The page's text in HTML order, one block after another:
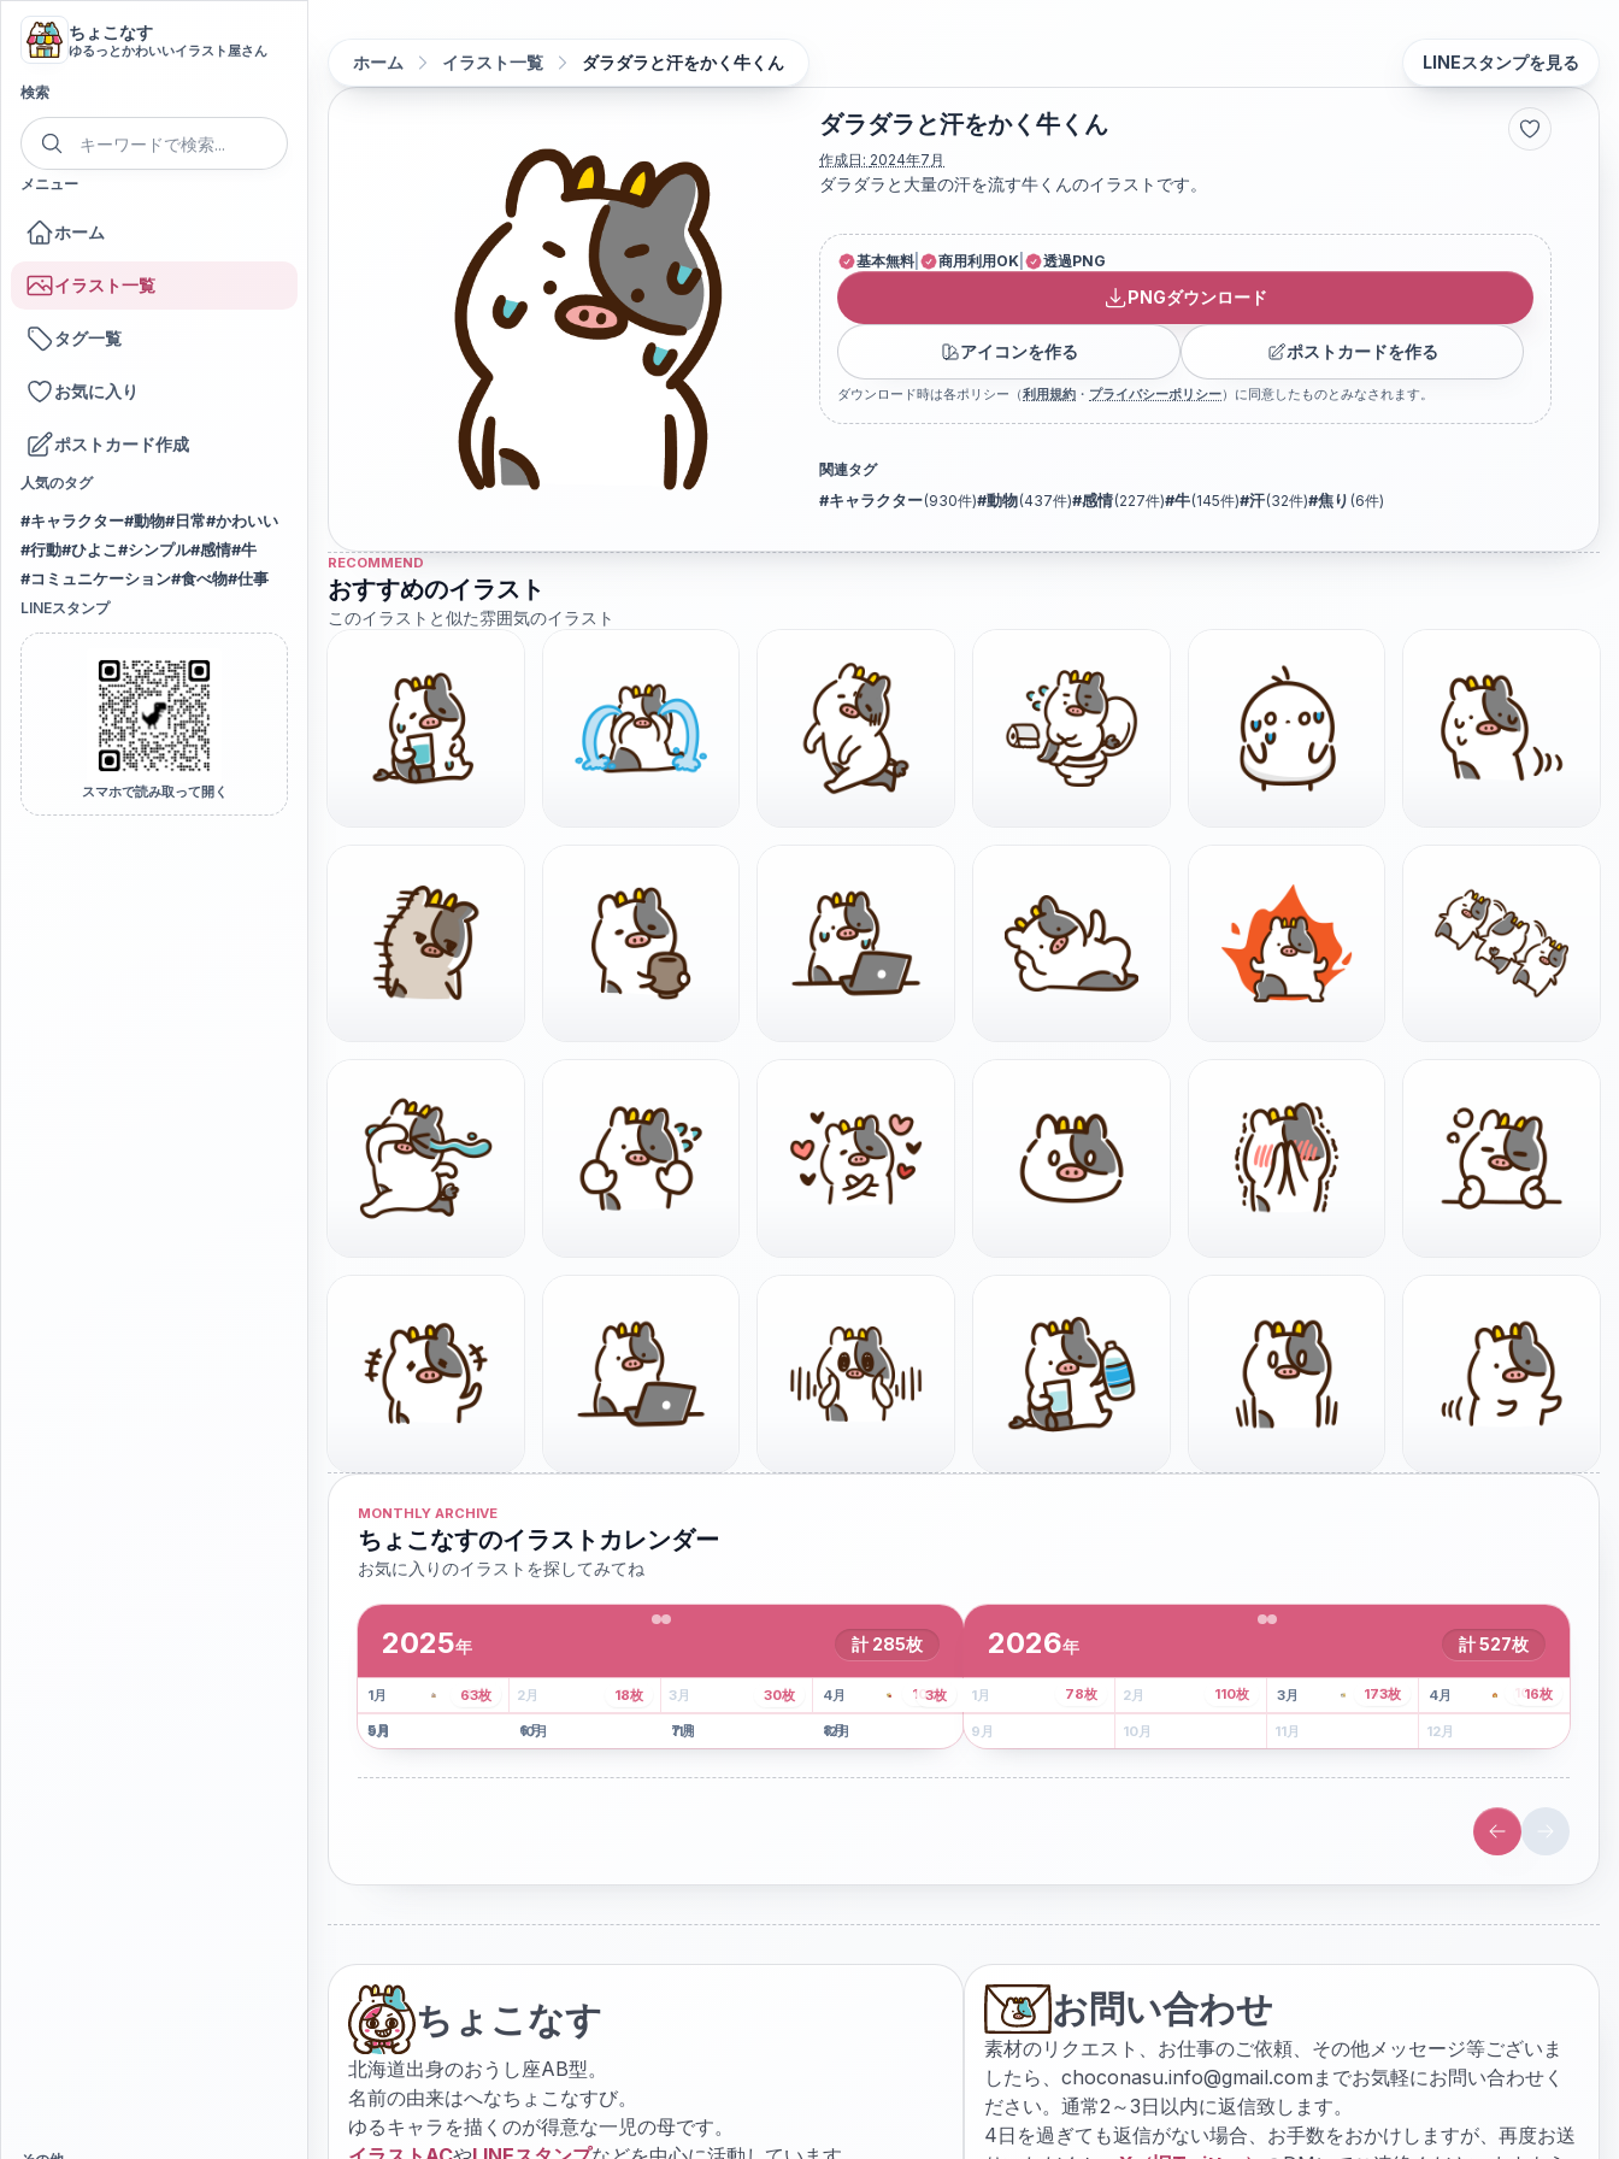
ちょこなす
ゆるっとかわいいイラスト屋さん
検索
メニュー
ホーム
イラスト一覧
タグ一覧
お気に入り
ポストカード作成
人気のタグ
#キャラクター#動物# 日常#かわいい
#行動#ひよこ#シンプル#感情#牛
#コミュニケーション#食べ物#仕事
LINEスタンプ
スマホで読み取って開く
ホーム イラスト一覧 ダラダラと汗をかく牛くん LINEスタンプを見る
ダラダラと汗をかく牛くん
作成日: 2024年7月
ダラダラと大量の汗を流す牛くんのイラストです。
基本無料 商用利用OK 透過PNG
PNGダウンロード
アイコンを作る ポストカードを作る
ダウンロード時は各ポリシー（利用規約 ・ プライバシーポリシー）に同意したものとみなされます。
関連タグ
#キャラクター(930件)#動物(437件)#感情(227件)#牛(145件)#汗(32件)#焦り (6件)
RECOMMEND
おすすめのイラスト
このイラストと似た雰囲気のイラスト
MONTHLY ARCHIVE
ちょこなすのイラストカレンダー
お気に入りのイラストを探してみてね
2025年 計 285枚
1月 2枚 2月 3月 4月 8枚
5月
41枚
6月
13枚
7月
6枚
8月
101枚
9月
63枚
10月
18枚
11月
30枚
12月
3枚
2026年 計527枚
1月 2月 3月 43枚 4月 107枚
5 月
78枚
6月
110枚
7 月
173枚
8月
16枚
9 月 10月 11月 12月
ちょこなす
北海道出身のおうし座AB型。
名前の由来はへなちょこなすび。
ゆるキャラを描くのが得意な一児の母です。
お問い合わせ
素材のリクエスト、お仕事のご依頼、その他メッセージ等ございま
したら、 choconasu.info@gmail.com までお気軽にお問い合わせく
ださい。通常2～3日以内に返信致します。
4日を過ぎても返信がない場合、お手数をおかけしますが、再度お送